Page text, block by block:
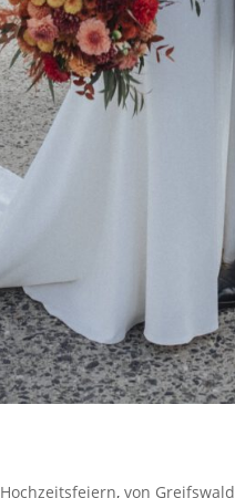
Hochzeitsfeiern,von Greifswald